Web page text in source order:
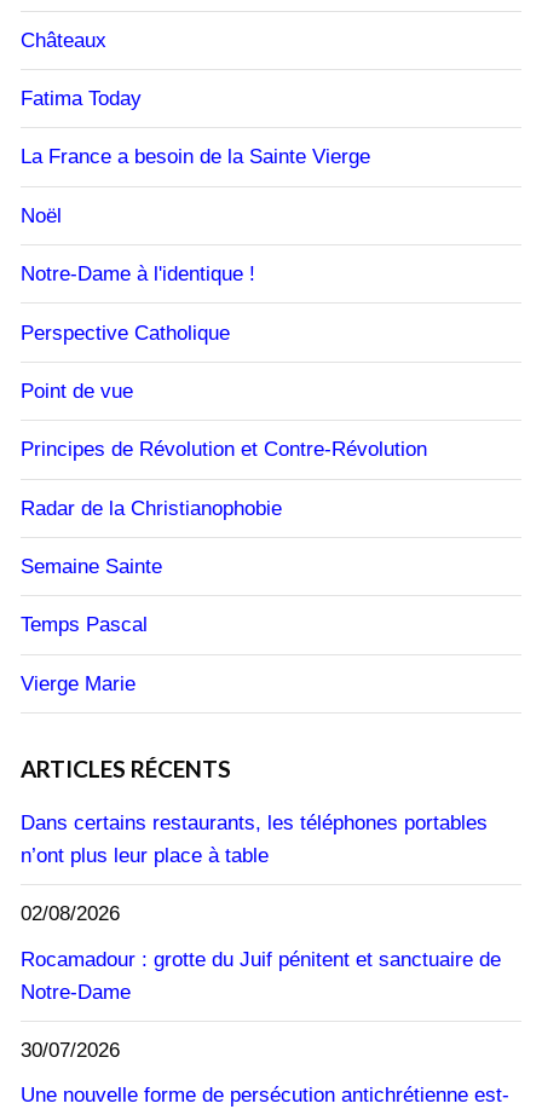
Châteaux
Fatima Today
La France a besoin de la Sainte Vierge
Noël
Notre-Dame à l'identique !
Perspective Catholique
Point de vue
Principes de Révolution et Contre-Révolution
Radar de la Christianophobie
Semaine Sainte
Temps Pascal
Vierge Marie
ARTICLES RÉCENTS
Dans certains restaurants, les téléphones portables
n’ont plus leur place à table
02/08/2026
Rocamadour : grotte du Juif pénitent et sanctuaire de
Notre-Dame
30/07/2026
Une nouvelle forme de persécution antichrétienne est-